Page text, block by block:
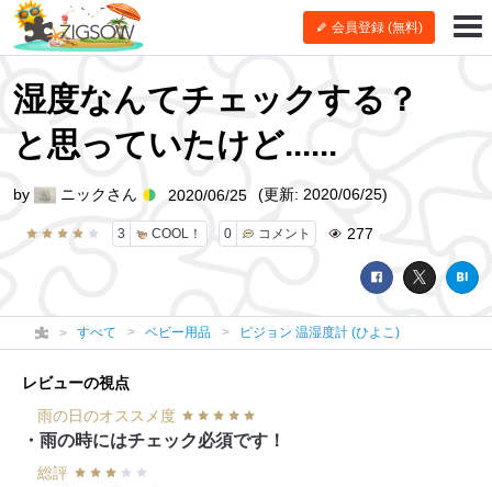
会員登録 (無料)
湿度なんてチェックする？
と思っていたけど......
3 COOL！ 0 コメント 277
by ニックさん 2020/06/25 (更新: 2020/06/25)
すべて ベビー用品 ピジョン 温湿度計 (ひよこ)
レビューの視点
雨の日のオススメ度
・雨の時にはチェック必須です！
総評